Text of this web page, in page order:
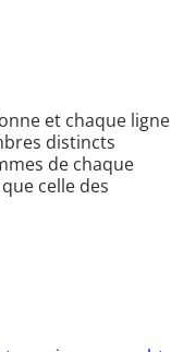
et chaque ligne
distincts
de chaque
celle des